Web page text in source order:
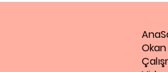
Okan